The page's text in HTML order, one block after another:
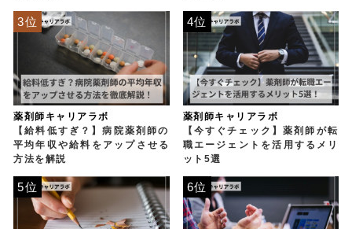
薬剤師キャリアラボ
【給料低すぎ？】病院薬剤師の
平均年収や給料をアップさせる
方法を解説
3位
薬剤師キャリアラボ
【今すぐチェック】薬剤師が転
職エージェントを活用するメリ
ット5選
4位
5位 6位